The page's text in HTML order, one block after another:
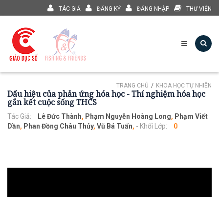
TÁC GIẢ ĐĂNG KÝ ĐĂNG NHẬP THƯ VIỆN
TRANG CHỦ KHOA HỌC TỰ NHIÊN
Dấu hiệu của phản ứng hóa học - Thí nghiệm hóa học
gắn kết cuộc sống THCS
Tác Giả: Lê Đức Thành, Phạm Nguyễn Hoàng Long, Phạm Viết
Dần, Phan Đồng Châu Thủy, Vũ Bá Tuấn, - Khối Lớp: 0